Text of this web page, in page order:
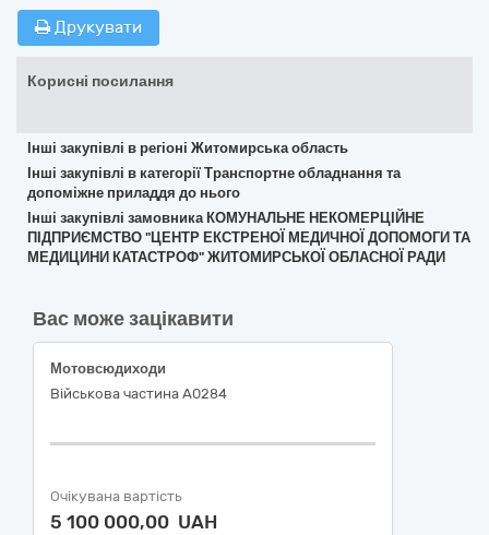
Друкувати
Корисні посилання
Інші закупівлі в регіоні Житомирська область
Інші закупівлі в категорії Транспортне обладнання та
допоміжне приладдя до нього
Інші закупівлі замовника КОМУНАЛЬНЕ НЕКОМЕРЦІЙНЕ
ПІДПРИЄМСТВО "ЦЕНТР ЕКСТРЕНОЇ МЕДИЧНОЇ ДОПОМОГИ ТА
МЕДИЦИНИ КАТАСТРОФ" ЖИТОМИРСЬКОЇ ОБЛАСНОЇ РАДИ
Вас може зацікавити
Мотовсюдиходи
Військова частина А0284
Очікувана вартість
5 100 000,00 UAH